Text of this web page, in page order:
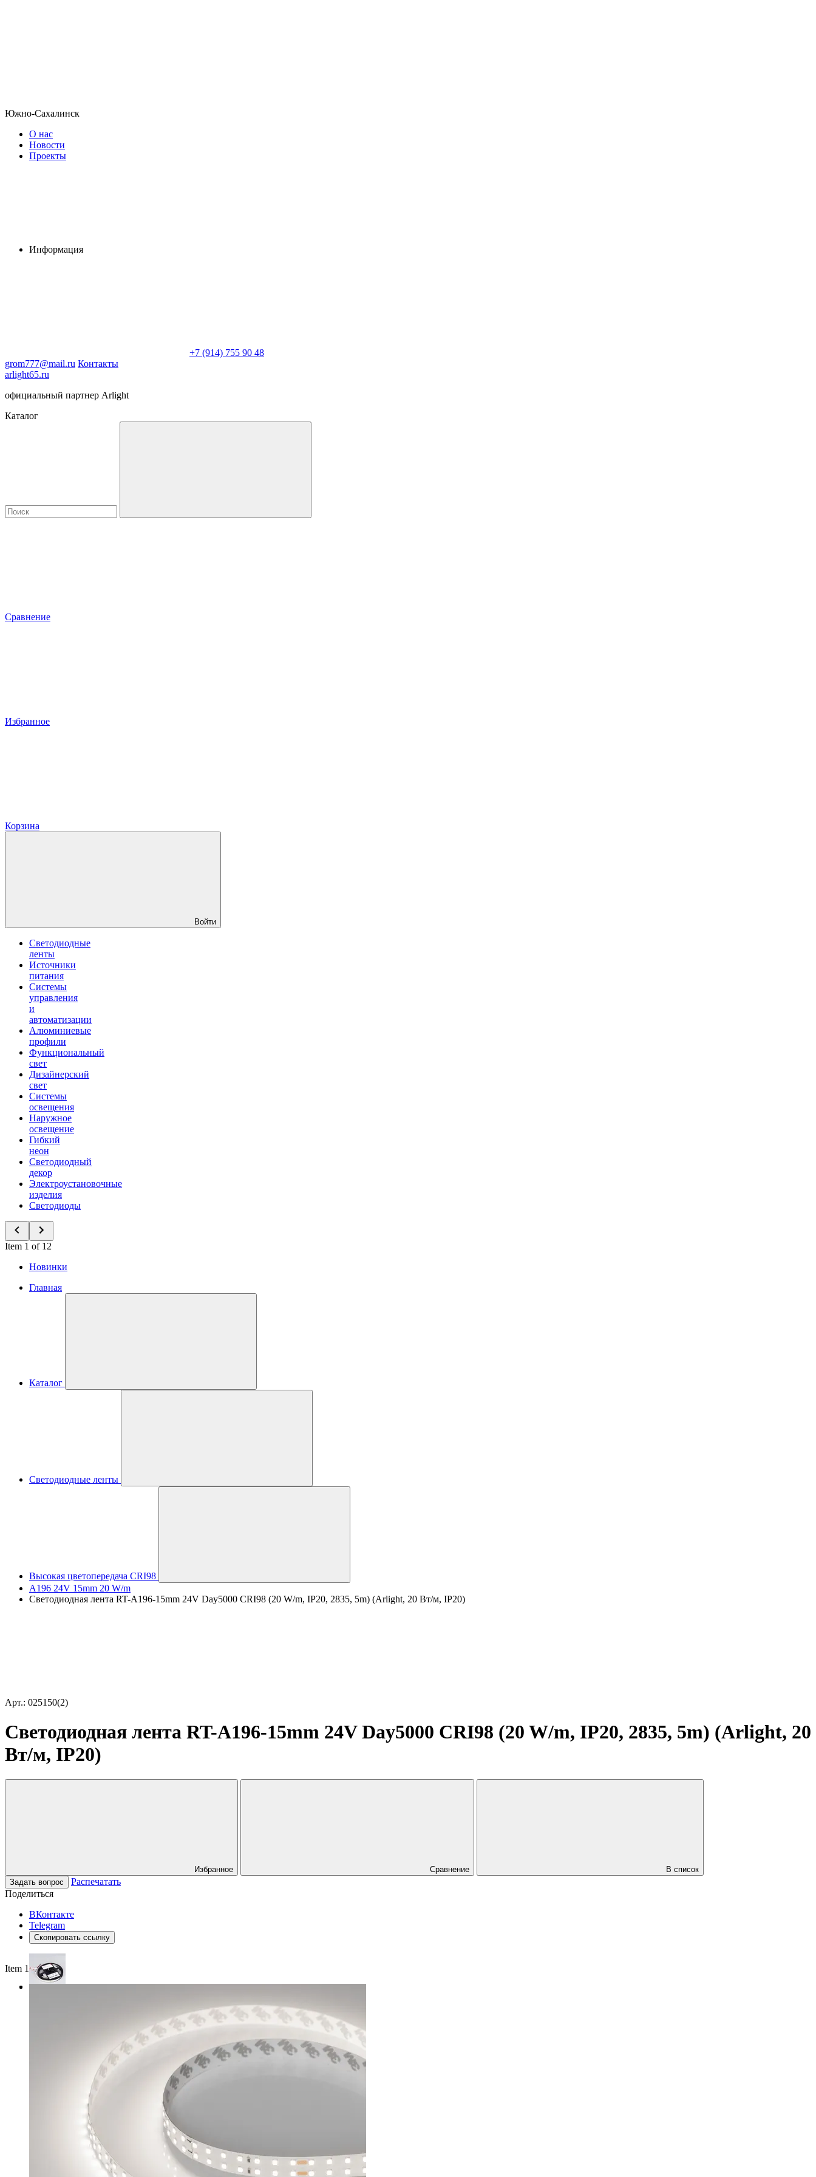
Южно-Сахалинск
О нас
Новости
Проекты
Информация
+7 (914) 755 90 48
grom777@mail.ru Контакты
arlight65.ru
официальный партнер Arlight
Каталог
Сравнение
Избранное
Корзина
Войти
Светодиодные
ленты
Источники
питания
Системы
управления
и
автоматизации
Алюминиевые
профили
Функциональный
свет
Дизайнерский
свет
Системы
освещения
Наружное
освещение
Гибкий
неон
Светодиодный
декор
Электроустановочные
изделия
Светодиоды
Item 1 of 12
Новинки
Главная
Каталог
Светодиодные ленты
Высокая цветопередача CRI98
A196 24V 15mm 20 W/m
Светодиодная лента RT-A196-15mm 24V Day5000 CRI98 (20 W/m, IP20, 2835, 5m) (Arlight, 20 Вт/м, IP20)
Арт.: 025150(2)
Светодиодная лента RT-A196-15mm 24V Day5000 CRI98 (20 W/m, IP20, 2835, 5m) (Arlight, 20
Вт/м, IP20)
Избранное Сравнение
В список
Задать вопрос
Распечатать
Поделиться
ВКонтакте
Telegram
Скопировать ссылку
Item 1 of 3